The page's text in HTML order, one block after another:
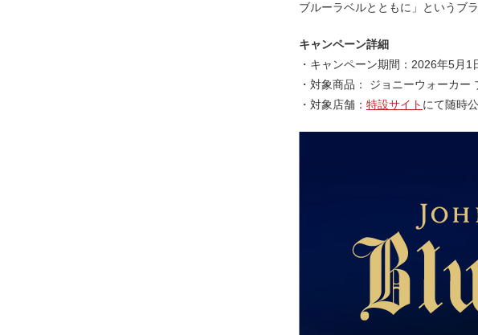
ブルーラベルとともに」というブ
キャンペーン詳細
・キャンペーン期間：2026年5月
・対象商品： ジョニーウォーカー
・対象店舗： 特設サイト にて随時